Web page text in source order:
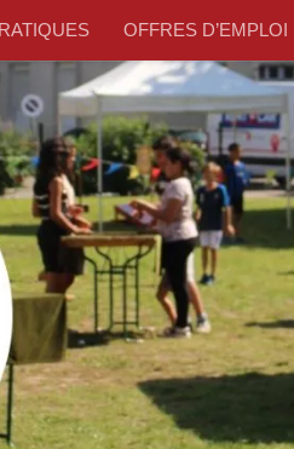
OFFRES D’EMPLOI